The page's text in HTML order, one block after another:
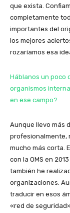
que exista.
completamente
importantes del
los mejores
rozaríamos esa
Háblanos un poco
organismos
en ese campo?
Aunque llevo más
profesionalmente,
mucho más corta.
con la OMS en
también he
organizaciones.
traducir en esos
«red de